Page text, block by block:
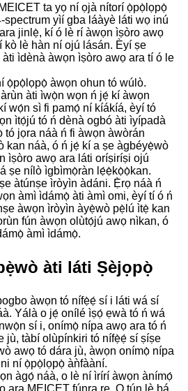
ta yọ ní ọjà nítorí ọ̀pọ̀lọpọ̀
spectrum yìí gba láàyè láti wọ inú
jinlẹ̀, kí ó lè rí àwọn ìṣòro awọ
kò lè hàn ní ojú lásán. Èyí ṣe
ìdènà àwọn ìṣòro awọ ara tí ó le
ọ̀pọ̀lọpọ̀ àwọn ohun tó wúlò.
àti ìwọ̀n wọn ń jẹ́ kí àwọn
wọ́n sì fi pamọ́ ní kíákíá, èyí tó
ìtọ́jú tó ń dènà ogbó àti ìyípadà
tó jọra náà ń fi àwọn àwòrán
kan náà, ó ń jẹ́ kí a ṣe àgbéyẹ̀wò
ìṣòro awọ ara láti oríṣiríṣi ojú
ṣe nílò ìgbìmọ̀ràn lẹ́ẹ̀kọ̀ọ̀kan.
àtúnṣe ìròyìn àdáni. Ẹ̀rọ náà ń
àmì ìdámọ̀ àti àmì omi, èyí tí ó ń
àwọn ìròyìn àyẹ̀wò pẹ̀lú ìtẹ̀ kan
fún àwọn olùtọ́jú awọ nìkan, ó
àmì ìdámọ̀.
àti láti Ṣèjọpọ̀
àwọn tó nífẹ̀ẹ́ sí i láti wá sí
Yálà o jẹ́ onílé ìṣọ́ ẹwà tó ń wá
sí i, onímọ̀ nípa awọ ara tó ń
jù, tàbí olùpínkiri tó nífẹ̀ẹ́ sí ṣíṣe
awọ tó dára jù, àwọn onímọ̀ nípa
ní ọ̀pọ̀lọpọ̀ àǹfààní.
àgọ́ náà, o lè ní ìrírí àwọn ànímọ́
ara MEICET fúnra rẹ. O tún lè bá